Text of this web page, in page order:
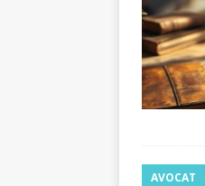
AVOCAT